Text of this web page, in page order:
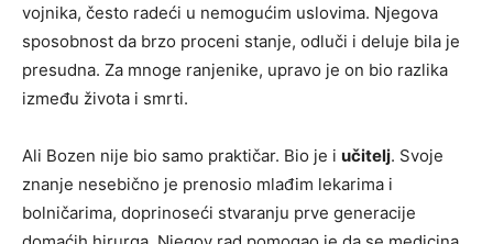
vojnika, često radeći u nemogućim uslovima. Njegova
sposobnost da brzo proceni stanje, odluči i deluje bila je
presudna. Za mnoge ranjenike, upravo je on bio razlika
između života i smrti.
Ali Bozen nije bio samo praktičar. Bio je i učitelj. Svoje
znanje nesebično je prenosio mlađim lekarima i
bolničarima, doprinoseći stvaranju prve generacije